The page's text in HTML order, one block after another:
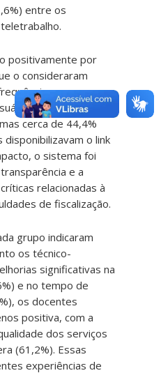
entre os
positivamente por
o consideraram
e
conhecia a área
cerca de 44,4%
o link
o sistema foi
e a
relacionadas à
de fiscalização.
grupo indicaram
os técnico-
significativas na
e no tempo de
os docentes
positiva, com a
dos serviços
(61,2%). Essas
experiências de